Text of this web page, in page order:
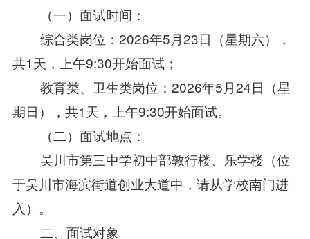
（一）面试时间：
综合类岗位：2026年5月23日（星期六），
共1天，上午9:30开始面试；
教育类、卫生类岗位：2026年5月24日（星
期日），共1天，上午9:30开始面试。
（二）面试地点：
吴川市第三中学初中部敦行楼、乐学楼（位
于吴川市海滨街道创业大道中，请从学校南门进
入）。
二、面试对象